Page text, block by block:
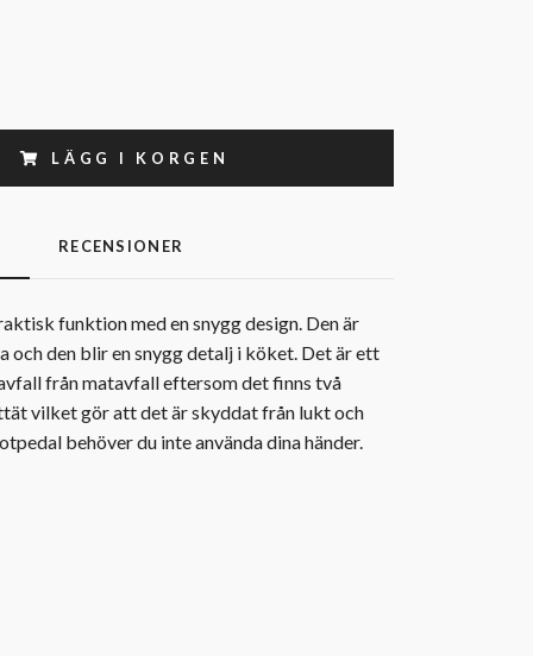
LÄGG I KORGEN
RECENSIONER
funktion med en snygg design. Den är
och den blir en snygg detalj i köket. Det är ett
från matavfall eftersom det finns två
vilket gör att det är skyddat från lukt och
behöver du inte använda dina händer.